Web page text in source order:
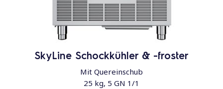
SkyLine Schockkühler & -froster
Mit Quereinschub
25 kg, 5 GN 1/1